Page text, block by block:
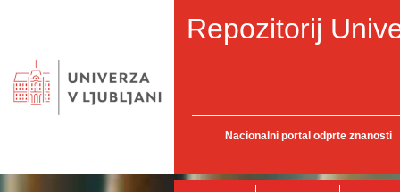
Repozitorij
Nacionalni portal odprte znanosti